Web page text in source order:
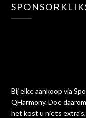
Bij elke aankoop via
QHarmony. Doe
het kost u niets